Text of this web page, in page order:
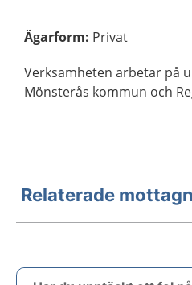
Ägarform: Privat
Verksamheten arbetar på
Mönsterås kommun och
Relaterade